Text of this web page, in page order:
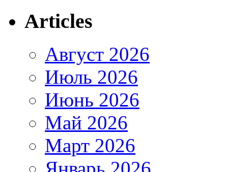
Articles
Август 2026
Июль 2026
Июнь 2026
Май 2026
Март 2026